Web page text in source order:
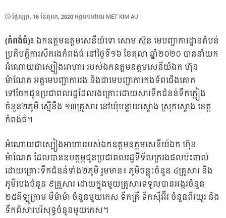
POSTED
ថ្ងៃ​សុក្រ, 16 ខែ​តុលា, 2020អត្ថបទដោយ MET KIM AU
(កំពង់ធំ)៖ឯកឧត្តមឧត្តមសេនីយ៍ទោ សោម ស៊ុន មេបញ្ជាការដ្ឋានតំបន់
ប្រតិបត្តិការសឹករងកំពង់ធំ នៅថ្ងៃទី១៦ ខែតុលា ឆ្នាំ២០២០ បាននាំយក
អំណោយជាស្បៀងអាហារ របស់ឯកឧត្តមឧត្តមសេនីយ៍ឯក ហ៊ុន
ម៉ាណែត អគ្គមេបញ្ជាការរង និងជាមេបញ្ជាការកងទ័ពជើងគោក
ទៅចែកជូនប្រជាពលរដ្ឋដែលរងគ្រោះដោយសារទឹកជំនន់ទឹកភ្លៀង
ចំនួន២ភូមិ ស្មើនឹង ១៣គ្រួសារ នៅឃុំបន្ទាយស្ទោង ស្រុកស្ទោង ខេត្ត
កំពង់ធំ។
អំណោយជាស្បៀងអាហាររបស់ឯកឧត្តមឧត្តមសេនីយ៍ឯក ហ៊ុន
ម៉ាណែត ដែលបានឧបត្ថម្ភជូនប្រជាពលរដ្ឋទីទ័លក្ររងផលប៉ះពាល់
ដោយគ្រោះទឹកជំនន់ទាំង២ភូមិ រួមមាន៖ ភូមិចន្លុះចំនួន ៤គ្រួសារ និង
ភូមិបេងចំនួន ៩គ្រួសារ ដោយក្នុងមួយគ្រួសារទទួលបានអង្ករចំនួន
២៥គីឡូក្រាម មីម៉ាម៉ា ចំនួនមួយកេស ទឹកត្រី ទឹកស៊ីអ៊ីវ ចំនួនពីរយួរ និង
ទឹកពិសារបរិសុទ្ធចំនួនមួយកេស។